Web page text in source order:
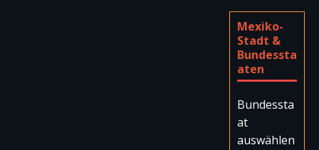
Mexiko-
Stadt &
Bundessta
aten
Bundessta
at
auswählen